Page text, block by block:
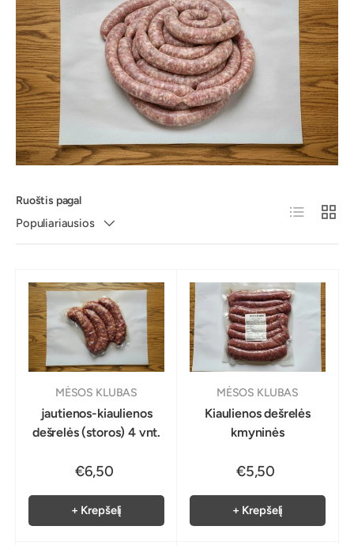
Ruoštis pagal
Populiariausios
Sąrašas
MĖSOS KLUBAS
jautienos-kiaulienos
dešrelės (storos) 4 vnt.
€6,50
+ Krepšelį
MĖSOS KLUBAS
Kiaulienos dešrelės
kmyninės
€5,50
+ Krepšelį